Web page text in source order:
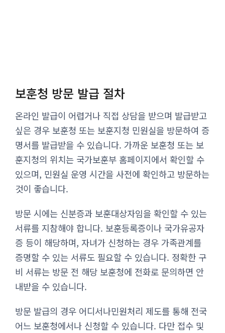
보훈청 방문 발급 절차
온라인 발급이 어렵거나 직접 상담을 받으며 발급받고
싶은 경우 보훈청 또는 보훈지청 민원실을 방문하여 증
명서를 발급받을 수 있습니다. 가까운 보훈청 또는 보
훈지청의 위치는 국가보훈부 홈페이지에서 확인할 수
있으며, 민원실 운영 시간을 사전에 확인하고 방문하는
것이 좋습니다.
방문 시에는 신분증과 보훈대상자임을 확인할 수 있는
서류를 지참해야 합니다. 보훈등록증이나 국가유공자
증 등이 해당하며, 자녀가 신청하는 경우 가족관계를
증명할 수 있는 서류도 필요할 수 있습니다. 정확한 구
비 서류는 방문 전 해당 보훈청에 전화로 문의하면 안
내받을 수 있습니다.
방문 발급의 경우 어디서나민원처리 제도를 통해 전국
어느 보훈청에서나 신청할 수 있습니다. 다만 접수 및